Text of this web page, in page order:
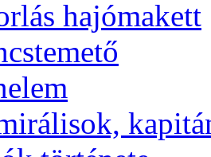
hajómakett